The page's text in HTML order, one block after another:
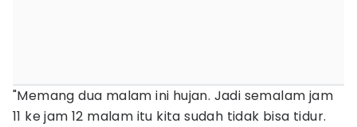
"Memang dua malam ini hujan. Jadi semalam jam
11 ke jam 12 malam itu kita sudah tidak bisa tidur.